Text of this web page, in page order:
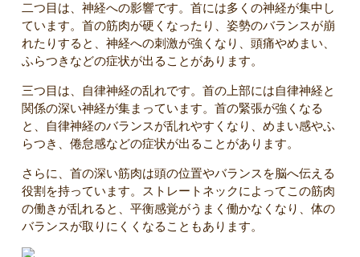
二つ目は、神経への影響です。首には多くの神経が集中し
ています。首の筋肉が硬くなったり、姿勢のバランスが崩
れたりすると、神経への刺激が強くなり、頭痛やめまい、
ふらつきなどの症状が出ることがあります。
三つ目は、自律神経の乱れです。首の上部には自律神経と
関係の深い神経が集まっています。首の緊張が強くなる
と、自律神経のバランスが乱れやすくなり、めまい感やふ
らつき、倦怠感などの症状が出ることがあります。
さらに、首の深い筋肉は頭の位置やバランスを脳へ伝える
役割を持っています。ストレートネックによってこの筋肉
の働きが乱れると、平衡感覚がうまく働かなくなり、体の
バランスが取りにくくなることもあります。